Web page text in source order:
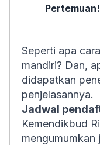
Pertemuan!
Seperti apa
mandiri? Dan,
didapatkan
penjelasannya.
Jadwal
Kemendikbud